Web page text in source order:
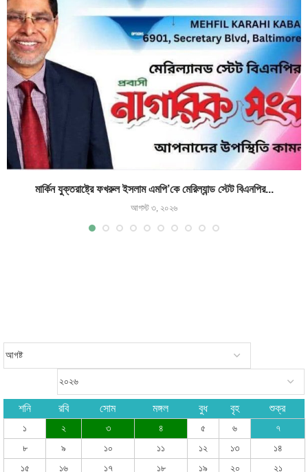
মার্কিন যুক্তরাষ্ট্রে ফখরুল ইসলাম এমপি’কে মেরিল্যান্ড স্টেট বিএনপির...
আগস্ট ৩, ২০২৬
শনি রবি সোম মঙ্গল বুধ বৃহ শুক্র
১ ২ ৩ ৪ ৫ ৬
৭
৮
৯ ১০ ১১ ১২ ১৩
১৪
১৫
১৬ ১৭ ১৮ ১৯ ২০
২১